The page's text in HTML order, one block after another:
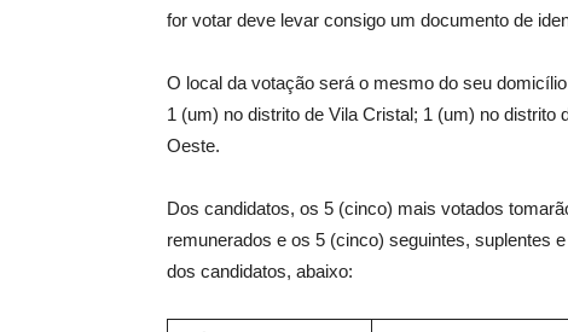
for votar deve levar consigo um documento de
O local da votação será o mesmo do seu
1 (um) no distrito de Vila Cristal; 1 (um) no distrito
Oeste.
Dos candidatos, os 5 (cinco) mais votados
remunerados e os 5 (cinco) seguintes, suplentes
dos candidatos, abaixo: